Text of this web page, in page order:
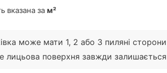
вказана за м²
може мати 1, 2 або 3 пиляні сторони
лицьова поверхня завжди